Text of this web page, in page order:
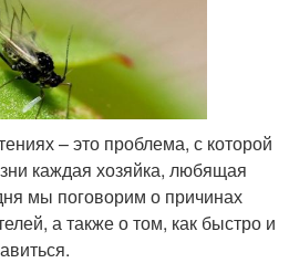
– это проблема, с которой
каждая хозяйка, любящая
мы поговорим о причинах
а также о том, как быстро и